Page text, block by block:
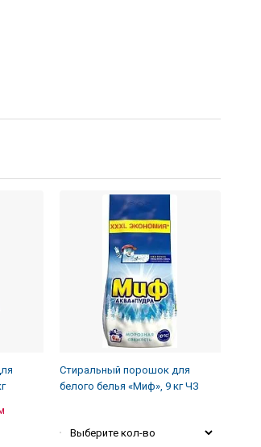
Стиральный порошок для
белого белья «Миф», 9 кг ЧЗ
Выберите кол-во